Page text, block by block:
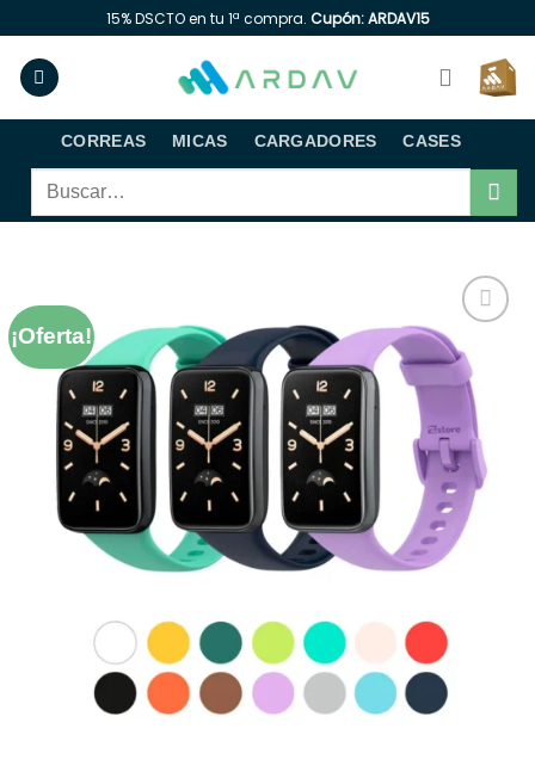
contenido
15% DSCTO en tu 1ª compra. Cupón: ARDAV15
CORREAS MICAS CARGADORES CASES
Buscar
¡Oferta!
Añadir
a la
lista de
deseos